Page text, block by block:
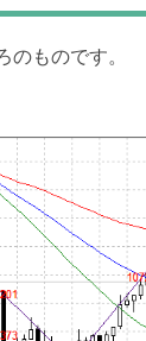
ものです。